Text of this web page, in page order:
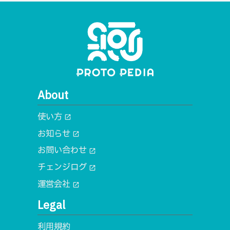
About
使い方 open_in_new
お知らせ open_in_new
お問い合わせ open_in_new
チェンジログ open_in_new
運営会社 open_in_new
Legal
利用規約